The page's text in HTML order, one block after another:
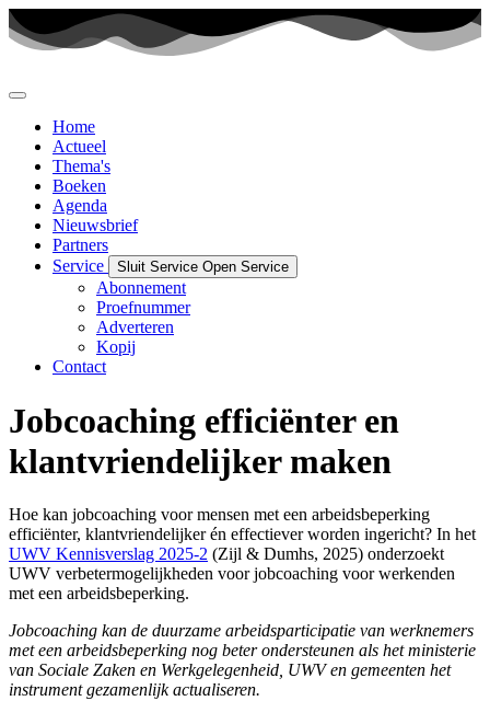
Ga
naar
Home
Actueel
Thema's
Boeken
Agenda
Nieuwsbrief
Partners
Service
Sluit Service Open Service
Abonnement
Proefnummer
Adverteren
Kopij
Contact
Jobcoaching efficiënter en
klantvriendelijker maken
Hoe kan jobcoaching voor mensen met een arbeidsbeperking
efficiënter, klantvriendelijker én effectiever worden ingericht? In het
UWV Kennisverslag 2025-2 (Zijl & Dumhs, 2025) onderzoekt
UWV verbetermogelijkheden voor jobcoaching voor werkenden
met een arbeidsbeperking.
Jobcoaching kan de duurzame arbeidsparticipatie van werknemers
met een arbeidsbeperking nog beter ondersteunen als het ministerie
van Sociale Zaken en Werkgelegenheid, UWV en gemeenten het
instrument gezamenlijk actualiseren.